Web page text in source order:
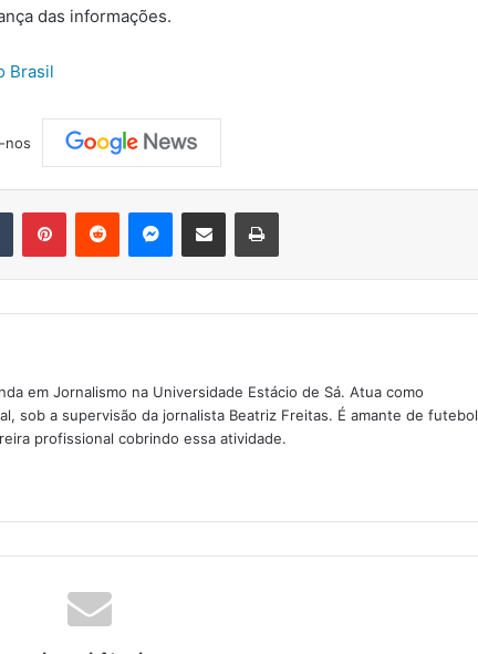
das informações.
Brasil
nos
em Jornalismo na Universidade Estácio de Sá. Atua como
sob a supervisão da jornalista Beatriz Freitas. É amante de futebol
profissional cobrindo essa atividade.